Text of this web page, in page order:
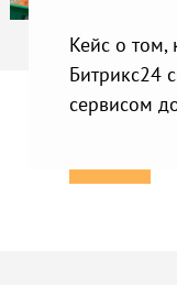
Кейс о том,
Битрикс24
сервисом